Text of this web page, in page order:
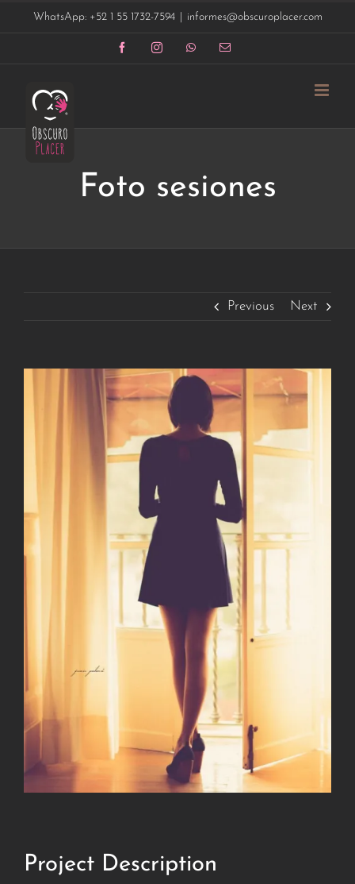
WhatsApp: +52 1 55 1732-7594 informes@obscuroplacer.com
FacebookInstagramWhatsAppCorreo
Foto sesiones
Previous Next
Project Description